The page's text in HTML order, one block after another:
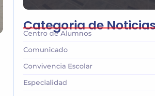
Categoria de
Centro de Alumnos
Comunicado
Convivencia Escolar
Especialidad